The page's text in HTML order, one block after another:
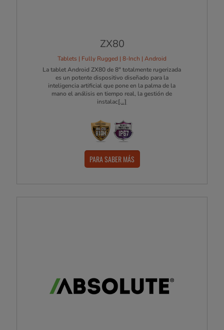
ZX80
Tablets | Fully Rugged | 8-Inch | Android
La tablet Android ZX80 de 8" totalmente rugerizada
es un potente dispositivo diseñado para la
inteligencia artificial que pone en la palma de la
mano el análisis en tiempo real, la gestión de
instalac[...]
PARA SABER MÁS